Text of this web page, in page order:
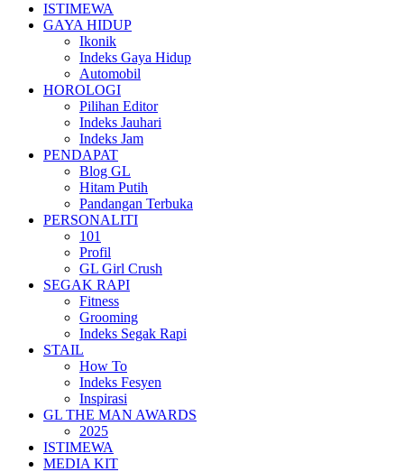
ISTIMEWA
GAYA HIDUP
Ikonik
Indeks Gaya Hidup
Automobil
HOROLOGI
Pilihan Editor
Indeks Jauhari
Indeks Jam
PENDAPAT
Blog GL
Hitam Putih
Pandangan Terbuka
PERSONALITI
101
Profil
GL Girl Crush
SEGAK RAPI
Fitness
Grooming
Indeks Segak Rapi
STAIL
How To
Indeks Fesyen
Inspirasi
GL THE MAN AWARDS
2025
ISTIMEWA
MEDIA KIT